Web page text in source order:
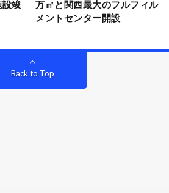
竣
万㎡と関西最大のフルフィル
メントセンター開設
Back to Top